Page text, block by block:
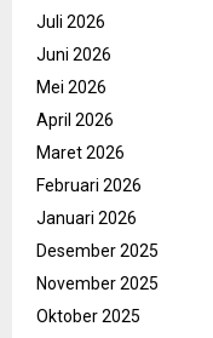
Juli 2026
Juni 2026
Mei 2026
April 2026
Maret 2026
Februari 2026
Januari 2026
Desember 2025
November 2025
Oktober 2025